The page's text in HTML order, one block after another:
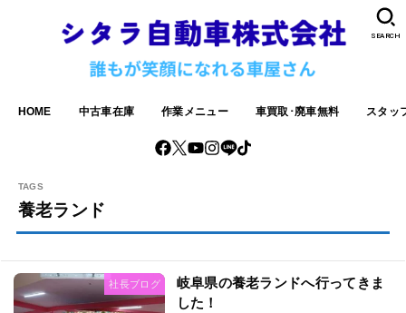
HOME 中古車在庫 作業メニュー 車買取･廃車無料 スタッ
SEARCH
養老ランド
社長ブログ
岐阜県の養老ランドへ行ってきま
した！